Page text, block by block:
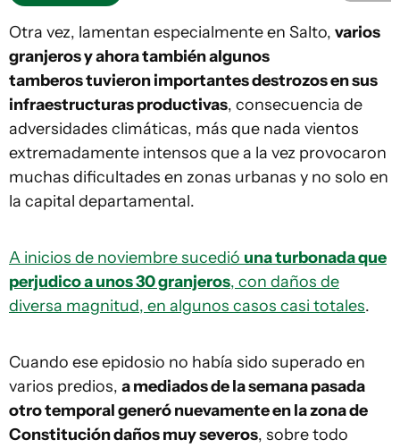
Otra vez, lamentan especialmente en Salto, varios
granjeros y ahora también algunos
tamberos tuvieron importantes destrozos en sus
infraestructuras productivas, consecuencia de
adversidades climáticas, más que nada vientos
extremadamente intensos que a la vez provocaron
muchas dificultades en zonas urbanas y no solo en
la capital departamental.
A inicios de noviembre sucedió una turbonada que
perjudico a unos 30 granjeros, con daños de
diversa magnitud, en algunos casos casi totales.
Cuando ese epidosio no había sido superado en
varios predios, a mediados de la semana pasada
otro temporal generó nuevamente en la zona de
Constitución daños muy severos, sobre todo